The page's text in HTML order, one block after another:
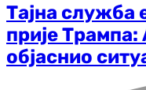
Тајна служба
прије
објаснио